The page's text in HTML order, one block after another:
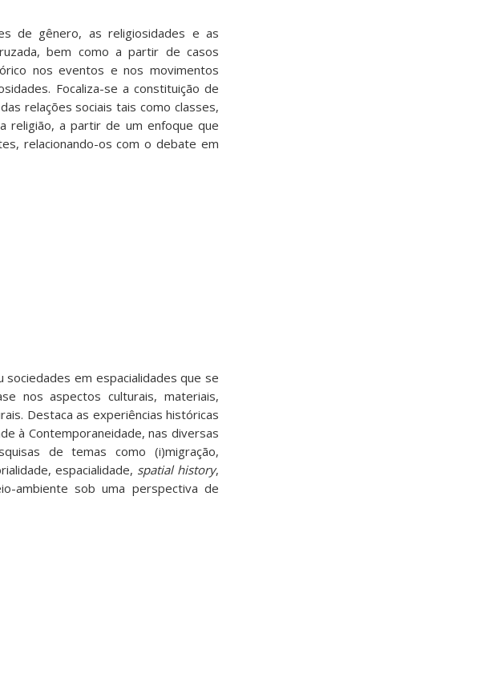
de gênero, as religiosidades e as
bem como a partir de casos
nos eventos e nos movimentos
Focaliza-se a constituição de
relações sociais tais como classes,
religião, a partir de um enfoque que
relacionando-os com o debate em
em espacialidades que se
nos aspectos culturais, materiais,
Destaca as experiências históricas
à Contemporaneidade, nas diversas
de temas como (i)migração,
espacialidade, spatial history,
ambiente sob uma perspectiva de